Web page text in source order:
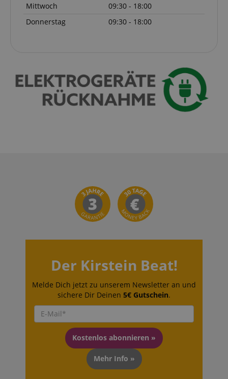
Mittwoch
09:30 - 18:00
Donnerstag
09:30 - 18:00
Der Kirstein Beat!
Melde Dich jetzt zu unserem Newsletter an und
sichere Dir Deinen 5€ Gutschein.
Kostenlos abonnieren »
Mehr Info »